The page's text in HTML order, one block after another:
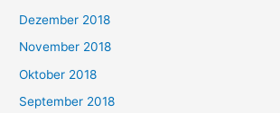
Dezember 2018
November 2018
Oktober 2018
September 2018